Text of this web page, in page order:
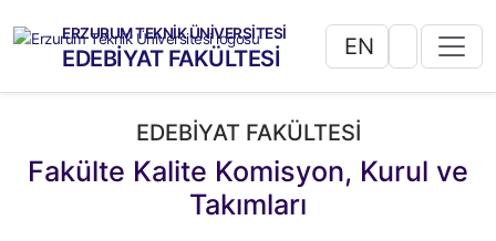
ERZURUM TEKNİK ÜNİVERSİTESİ
EDEBİYAT FAKÜLTESİ EN
EDEBİYAT FAKÜLTESİ
Fakülte Kalite Komisyon, Kurul ve
Takımları